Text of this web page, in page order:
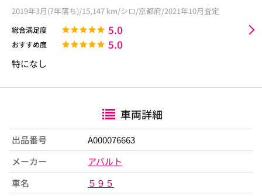
2019年3月(7年落ち)/15,147 km/シロ/京都府/2021年10月査定
総合満足度 5.0
おすすめ度 5.0
特になし
車両詳細
出品番号
A000076663
メーカー
アバルト
車名
５９５